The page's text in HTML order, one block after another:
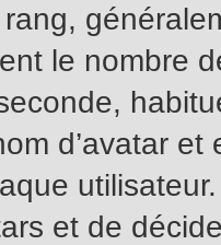
le nombre
d’avatar
et de